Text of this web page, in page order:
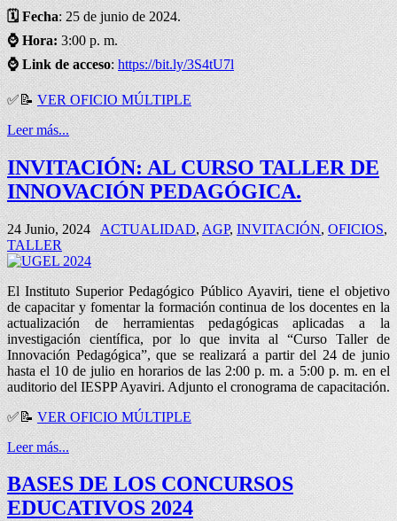
🗓️ Fecha: 25 de junio de 2024.
⌚ Hora:3:00 p. m.
⌚Link de acceso:https://bit.ly/3S4tU7l
✅📝VER OFICIO MÚLTIPLE
Leer más...
INVITACIÓN: AL CURSO TALLER DE
INNOVACIÓN PEDAGÓGICA.
24 Junio, 2024 ACTUALIDAD,AGP,INVITACIÓN, OFICIOS,
TALLER
El Instituto Superior Pedagógico Público Ayaviri, tiene el objetivo
de capacitar y fomentar la formación continua de los docentes en la
actualización de herramientas pedagógicas aplicadas a la
investigación científica, por lo que invita al “Curso Taller de
Innovación Pedagógica”, que se realizará a partir del 24 de junio
hasta el 10 de julio en horarios de las 2:00 p. m. a 5:00 p. m. en el
auditorio del IESPP Ayaviri. Adjunto el cronograma de capacitación.
✅📝VER OFICIO MÚLTIPLE
Leer más...
BASES DE LOS CONCURSOS
EDUCATIVOS 2024